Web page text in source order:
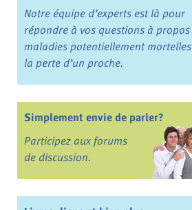
Notre équipe d’experts est là pour
répondre à vos questions à
maladies potentiellement
la perte d’un proche.
Simplement envie de parler?
Participez aux forums
de discussion.